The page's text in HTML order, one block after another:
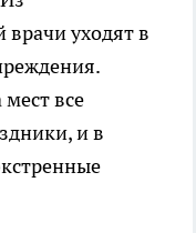
врачи уходят в
все
и в